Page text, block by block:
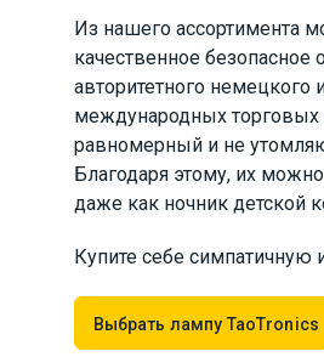
Из нашего ассортимента
качественное
авторитетного немецкого
международных торговых
равномерный и не
Благодаря этому, их
даже как ночник детской
Купите себе симпатичную
Выбрать лампу TaoTronics